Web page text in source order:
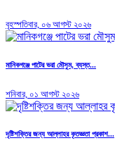
বৃহস্পতিবার, ০৬ আগস্ট ২০২৬
মানিকগঞ্জে পাটের ভরা মৌসুম, ব্যস্ত...
শনিবার, ০১ আগস্ট ২০২৬
দৃষ্টিশক্তির জন্য আল্লাহর কৃতজ্ঞতা প্রকাশ...